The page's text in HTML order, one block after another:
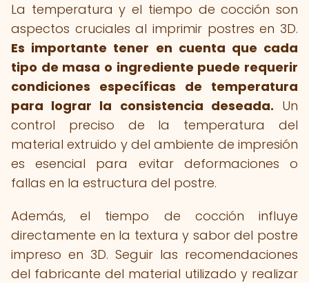
La temperatura y el tiempo de cocción son
aspectos cruciales al imprimir postres en 3D.
Es importante tener en cuenta que cada
tipo de masa o ingrediente puede requerir
condiciones específicas de temperatura
para lograr la consistencia deseada. Un
control preciso de la temperatura del
material extruido y del ambiente de impresión
es esencial para evitar deformaciones o
fallas en la estructura del postre.
Además, el tiempo de cocción influye
directamente en la textura y sabor del postre
impreso en 3D. Seguir las recomendaciones
del fabricante del material utilizado y realizar